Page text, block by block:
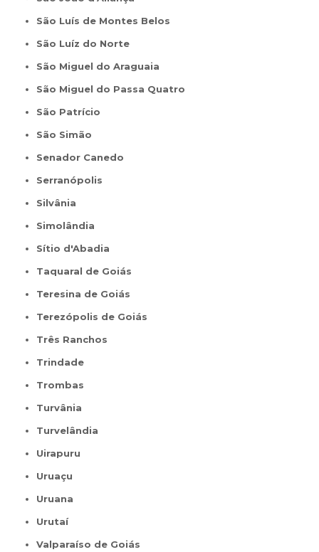
São Luís de Montes Belos
São Luíz do Norte
São Miguel do Araguaia
São Miguel do Passa Quatro
São Patrício
São Simão
Senador Canedo
Serranópolis
Silvânia
Simolândia
Sítio d'Abadia
Taquaral de Goiás
Teresina de Goiás
Terezópolis de Goiás
Três Ranchos
Trindade
Trombas
Turvânia
Turvelândia
Uirapuru
Uruaçu
Uruana
Urutaí
Valparaíso de Goiás